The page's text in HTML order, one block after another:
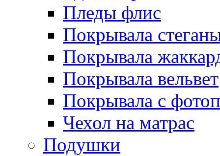
Пледы флис
Покрывала
Покрывала
Покрывала вельвет
Покрывала с
Чехол на матрас
Подушки